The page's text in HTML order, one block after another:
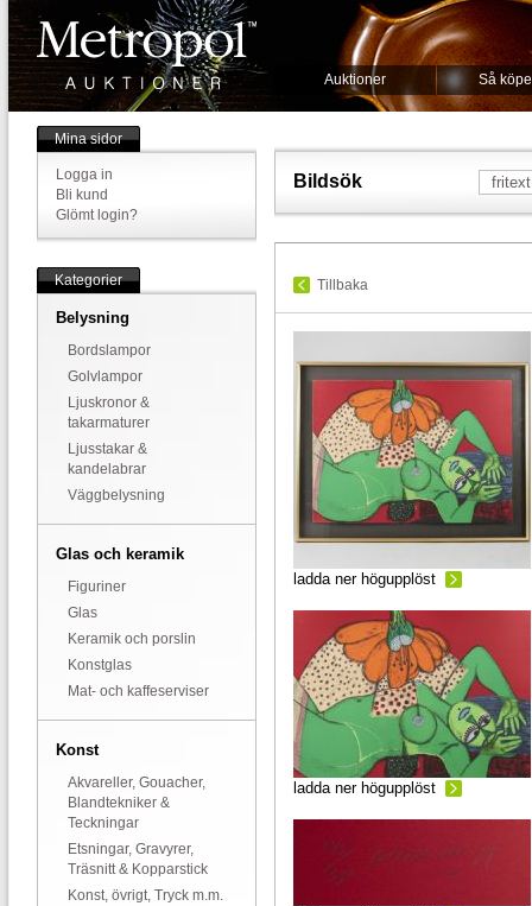
Auktioner Så
Mina sidor
Logga in
Bli kund
Glömt login?
Kategorier
Belysning
Bordslampor
Golvlampor
Ljuskronor &
takarmaturer
Ljusstakar &
kandelabrar
Väggbelysning
Glas och keramik
Figuriner
Glas
Keramik och porslin
Konstglas
Mat- och kaffeserviser
Konst
Akvareller, Gouacher,
Blandtekniker &
Teckningar
Etsningar, Gravyrer,
Träsnitt & Kopparstick
Konst, övrigt, Tryck m.m.
Bildsök
Tillbaka
ladda ner högupplöst
ladda ner högupplöst